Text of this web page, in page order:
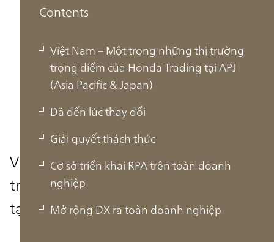
Contents
Việt Nam – Một trong những thị trường
trọng điểm của Honda Trading tại APJ
(Asia Pacific & Japan)
Đã đến lúc thay đổi
Giải quyết thách thức
Cơ sở triển khai RPA trên toàn doanh
nghiệp
Mở rộng DX ra toàn doanh nghiệp
Việt Nam – Một trong những thị
trường trọng điểm của Honda Trading
tại APJ (Asia Pacific & Japan)